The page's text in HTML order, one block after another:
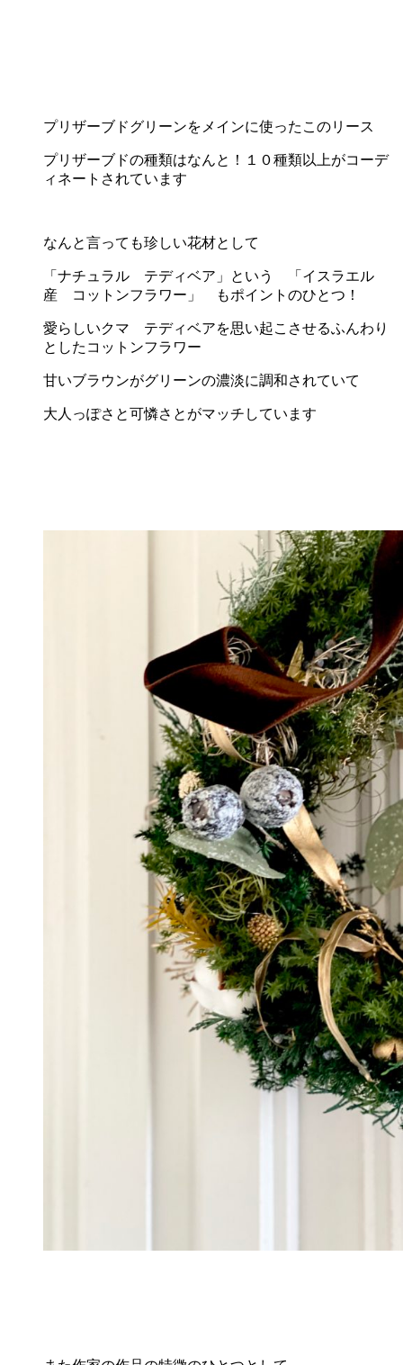
プリザーブドグリーンをメインに使ったこのリース
プリザーブドの種類はなんと！１０種類以上がコーデ
ィネートされています
なんと言っても珍しい花材として
「ナチュラル テディベア」という 「イスラエル
産 コットンフラワー」 もポイントのひとつ！
愛らしいクマ テディベアを思い起こさせるふんわり
としたコットンフラワー
甘いブラウンがグリーンの濃淡に調和されていて
大人っぽさと可憐さとがマッチしています